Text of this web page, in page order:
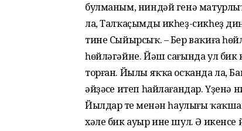
булманым, ниндәй генә
ла, Талҡаҫымды икһеҙ-сикһеҙ
тине Сыйырсыҡ. – Бер ваҡиға
һөйләгәйне. Йәш сағында ул бик
торған. Йылы яҡҡа осҡанда ла,
әйҙәүсе итеп һайлағандар.
Йылдар үтеү менән һаулығы
хәле бик ауыр ине шул. Ә